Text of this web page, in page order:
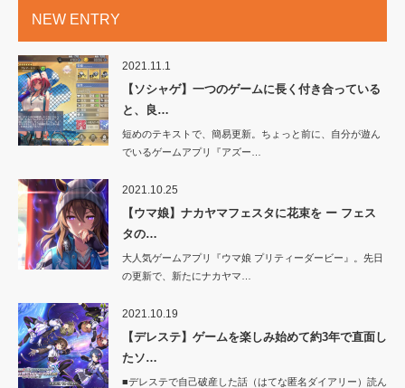
NEW ENTRY
2021.11.1
【ソシャゲ】一つのゲームに長く付き合っている
と、良…
短めのテキストで、簡易更新。ちょっと前に、自分が遊ん
でいるゲームアプリ『アズー…
2021.10.25
【ウマ娘】ナカヤマフェスタに花束を ー フェス
タの…
大人気ゲームアプリ『ウマ娘 プリティーダービー』。先日
の更新で、新たにナカヤマ…
2021.10.19
【デレステ】ゲームを楽しみ始めて約3年で直面し
たソ…
■デレステで自己破産した話（はてな匿名ダイアリー）読ん